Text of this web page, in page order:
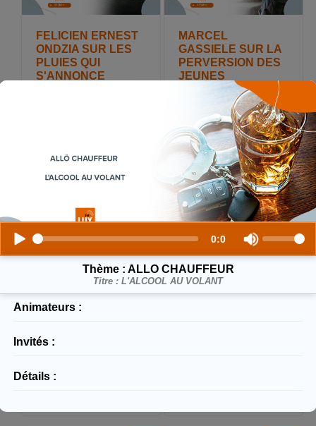
FELICIEN ERNEST
ONDZIA SUR LES
PLUIES QUI
S'ANNONCE
MARCEL
GASSIELE SUR LA
PERVERSION DES
JEUNES
Publiée le : 2023-08-22
DARIUS ERIC
MBON ESSIE SUR
LES TRAVAUX
D'EVALUATION
SANITAIRES
BALTASAR
ENGONGA EDJO
SUR LA
0:0
Thème : ALLO CHAUFFEUR
Titre : L'ALCOOL AU VOLANT
Animateurs :
Invités :
Détails :